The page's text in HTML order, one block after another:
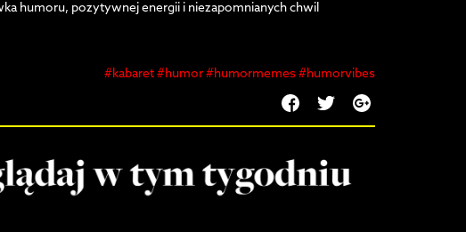
humoru, pozytywnej energii i niezapomnianych chwil
#kabaret #humor #humormemes #humorvibes